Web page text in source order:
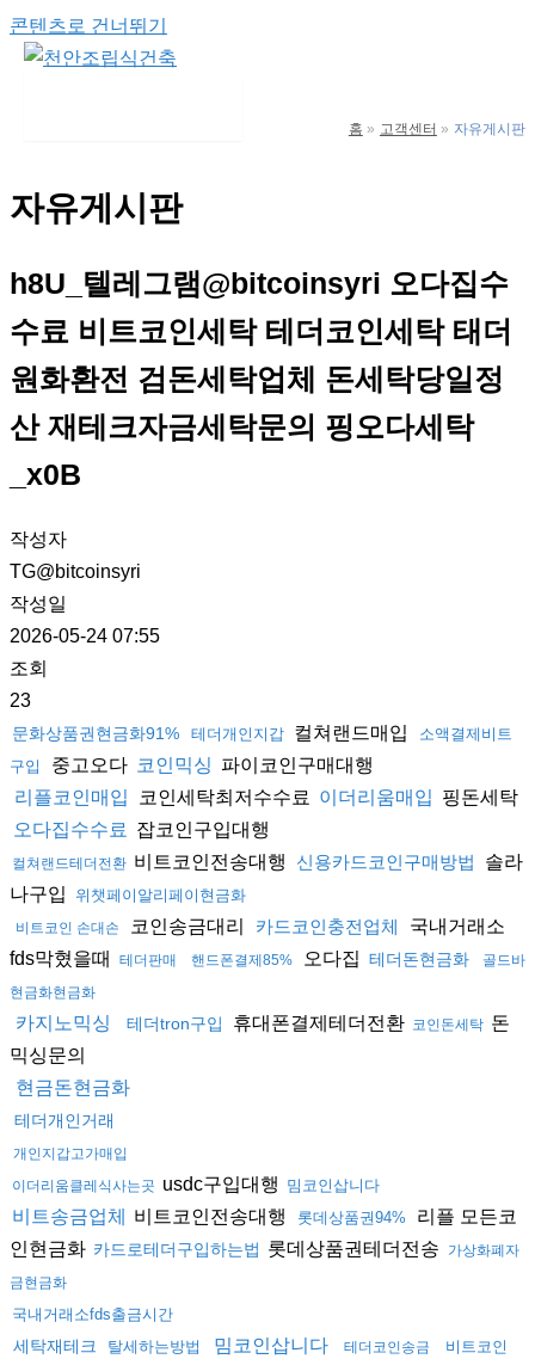
콘텐츠로 건너뛰기
홈 고객센터 자유게시판
자유게시판
h8U_텔레그램@bitcoinsyri 오다집수
수료 비트코인세탁 테더코인세탁 태더
원화환전 검돈세탁업체 돈세탁당일정
산 재테크자금세탁문의 핑오다세탁
_x0B
작성자
TG@bitcoinsyri
작성일
2026-05-24 07:55
조회
23
문화상품권현금화91% 테더개인지갑 컬쳐랜드매입
소액결제비트
구입
중고오다 코인믹싱 파이코인구매대행
리플코인매입 코인세탁최저수수료 이더리움매입 핑돈세탁
오다집수수료 잡코인구입대행
컬쳐랜드테더전환 비트코인전송대행 신용카드코인구매방법
솔라
나구입
위챗페이알리페이현금화
비트코인 손대손 코인송금대리 카드코인충전업체
국내거래소
fds막혔을때
테더판매 핸드폰결제85% 오다집 테더돈현금화
골드바
현금화현금화
카지노믹싱 테더tron구입 휴대폰결제테더전환 코인돈세탁 돈
믹싱문의
현금돈현금화
테더개인거래
개인지갑고가매입
이더리움클레식사는곳 usdc구입대행 밈코인삽니다
비트송금업체 비트코인전송대행 롯데상품권94%
리플 모든코
인현금화 카드로테더구입하는법 롯데상품권테더전송
가상화폐자
금현금화
국내거래소fds출금시간
세탁재테크 탈세하는방법 밈코인삽니다 테더코인송금
비트코인